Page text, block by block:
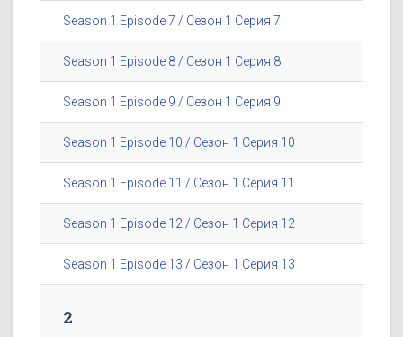
Season 1 Episode 7 / Сезон 1 Серия 7
Season 1 Episode 8 / Сезон 1 Серия 8
Season 1 Episode 9 / Сезон 1 Серия 9
Season 1 Episode 10 / Сезон 1 Серия 10
Season 1 Episode 11 / Сезон 1 Серия 11
Season 1 Episode 12 / Сезон 1 Серия 12
Season 1 Episode 13 / Сезон 1 Серия 13
2